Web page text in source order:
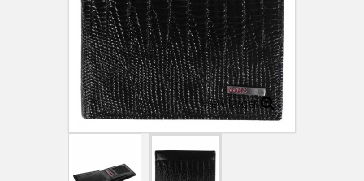
View larger